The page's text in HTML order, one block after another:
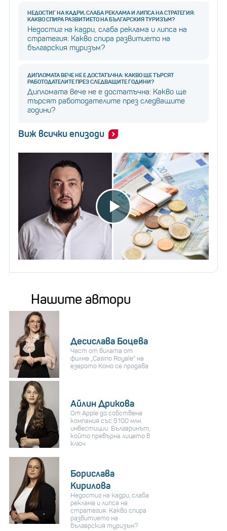
НЕДОСТИГ НА КАДРИ, СЛАБА РЕКЛАМА И ЛИПСА НА СТРАТЕГИЯ:
КАКВО СПИРА РАЗВИТИЕТО НА БЪЛГАРСКИЯ ТУРИЗЪМ?
Недостиг на кадри, слаба реклама и липса на
стратегия: Какво спира развитието на
българския туризъм?
ДИПЛОМАТА ВЕЧЕ НЕ Е ДОСТАТЪЧНА: КАКВО ЩЕ ТЪРСЯТ
РАБОТОДАТЕЛИТЕ ПРЕЗ СЛЕДВАЩИТЕ ГОДИНИ?
Дипломата вече не е достатъчна: Какво ще
търсят работодателите през следващите
години?
Виж всички епизоди
Нашите автори
Десислава Боцева
Част от вилата от
филма „Casino Royale“ на
езерото Комо се продава
Айлин Дрикова
От Apple до собствена
компания със $100 млн.
инвестиции: Българинът,
който превърна лицето в
ключ
Борислава
Кирилова
Недостиг на кадри, слаба
реклама и липса на
стратегия: Какво спира
развитието на
българския туризъм?